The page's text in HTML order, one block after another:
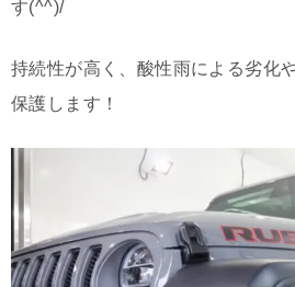
す(^^)/
持続性が高く、酸性雨による劣化
保護します！